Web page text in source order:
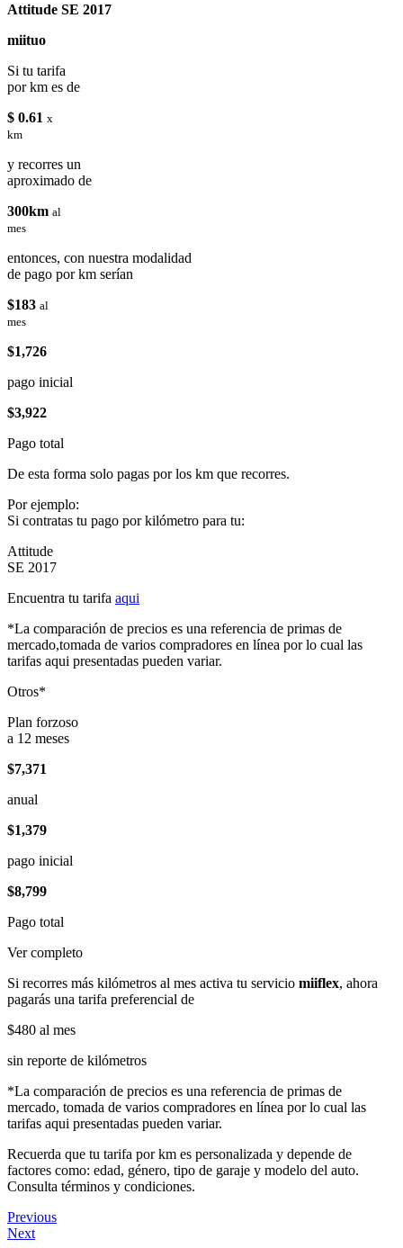
Attitude SE 2017
miituo
Si tu tarifa
por km es de
$ 0.61 x
km
y recorres un
aproximado de
300km al
mes
entonces, con nuestra modalidad
de pago por km serían
$183 al
mes
$1,726
pago inicial
$3,922
Pago total
De esta forma solo pagas por los km que recorres.
Por ejemplo:
Si contratas tu pago por kilómetro para tu:
Attitude
SE 2017
Encuentra tu tarifa aqui
*La comparación de precios es una referencia de primas de
mercado,tomada de varios compradores en línea por lo cual las
tarifas aqui presentadas pueden variar.
Otros*
Plan forzoso
a 12 meses
$7,371
anual
$1,379
pago inicial
$8,799
Pago total
Ver completo
Si recorres más kilómetros al mes activa tu servicio miiflex, ahora
pagarás una tarifa preferencial de
$480 al mes
sin reporte de kilómetros
*La comparación de precios es una referencia de primas de
mercado, tomada de varios compradores en línea por lo cual las
tarifas aqui presentadas pueden variar.
Recuerda que tu tarifa por km es personalizada y depende de
factores como: edad, género, tipo de garaje y modelo del auto.
Consulta términos y condiciones.
Previous
Next